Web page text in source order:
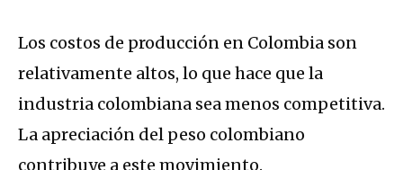
Los costos de producción en Colombia son
relativamente altos, lo que hace que la
industria colombiana sea menos competitiva.
La apreciación del peso colombiano
contribuye a este movimiento.